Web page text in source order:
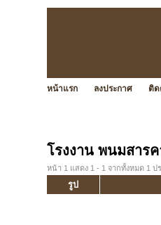
หน้าแรก ลงประกาศ ติด
โรงงาน พนมสารค
หน้า 1 แสดง 1 - 1 จากทั้งหมด 1 ป
รูป